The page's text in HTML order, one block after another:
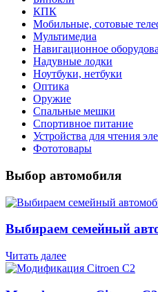
КПК
Мобильные, сотовые
Мультимедиа
Навигационное
Надувные лодки
Ноутбуки, нетбуки
Оптика
Оружие
Спальные мешки
Спортивное питание
Устройства для чтения
Фототовары
Выбор автомобиля
Выбираем семейный
Читать далее